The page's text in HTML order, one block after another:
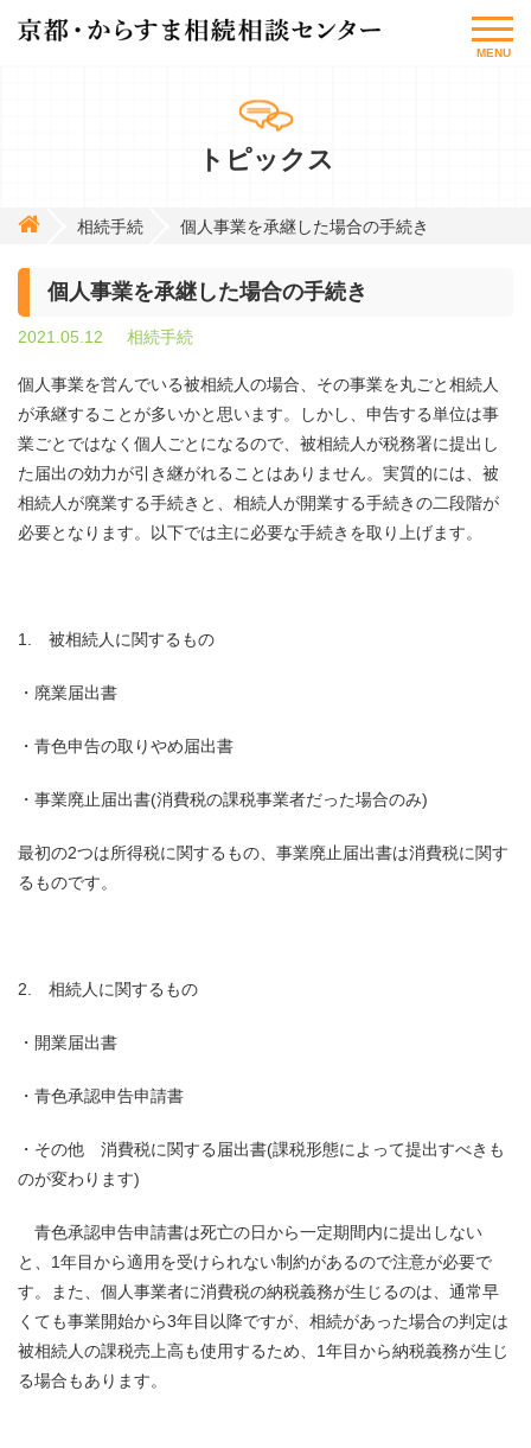
MENU
トピックス
相続手続 個人事業を承継した場合の手続き
個人事業を承継した場合の手続き
2021.05.12 相続手続
個人事業を営んでいる被相続人の場合、その事業を丸ごと相続人
が承継することが多いかと思います。しかし、申告する単位は事
業ごとではなく個人ごとになるので、被相続人が税務署に提出し
た届出の効力が引き継がれることはありません。実質的には、被
相続人が廃業する手続きと、相続人が開業する手続きの二段階が
必要となります。以下では主に必要な手続きを取り上げます。
1. 被相続人に関するもの
・廃業届出書
・青色申告の取りやめ届出書
・事業廃止届出書(消費税の課税事業者だった場合のみ)
最初の2つは所得税に関するもの、事業廃止届出書は消費税に関す
るものです。
2. 相続人に関するもの
・開業届出書
・青色承認申告申請書
・その他 消費税に関する届出書(課税形態によって提出すべきも
のが変わります)
青色承認申告申請書は死亡の日から一定期間内に提出しない
と、1年目から適用を受けられない制約があるので注意が必要で
す。また、個人事業者に消費税の納税義務が生じるのは、通常早
くても事業開始から3年目以降ですが、相続があった場合の判定は
被相続人の課税売上高も使用するため、1年目から納税義務が生じ
る場合もあります。